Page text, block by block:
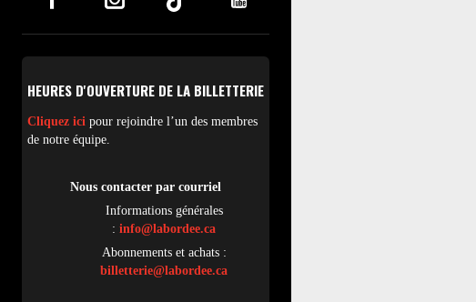
HEURES D'OUVERTURE DE LA BILLETTERIE
Cliquez ici pour rejoindre l’un des membres
de notre équipe.
Nous contacter par courriel
Informations générales
: info@labordee.ca
Abonnements et achats :
billetterie@labordee.ca